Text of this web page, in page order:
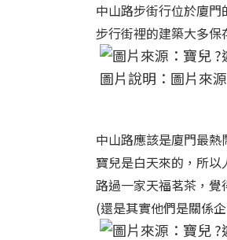
中山路步街行位於廈
步行街裡的建築大多
圖片說明：圖片來
中山路應該是廈門最
寶兒是白天來的，所以
路過一家天福茗茶，覺
(還是其實他們是關係